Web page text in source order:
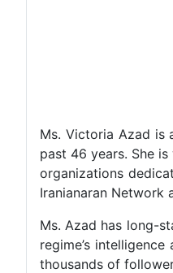
Ms. Victoria Azad is
past 46 years. She
organizations
Iranianaran Network
Ms. Azad has long-
regime’s
thousands of